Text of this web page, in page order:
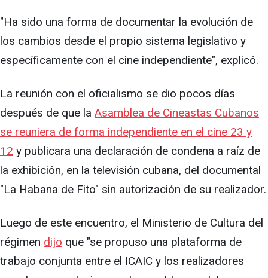
"Ha sido una forma de documentar la evolución de
los cambios desde el propio sistema legislativo y
específicamente con el cine independiente", explicó.
La reunión con el oficialismo se dio pocos días
después de que la Asamblea de Cineastas Cubanos
se reuniera de forma independiente en el cine 23 y
12 y publicara una declaración de condena a raíz de
la exhibición, en la televisión cubana, del documental
"La Habana de Fito" sin autorización de su realizador.
Luego de este encuentro, el Ministerio de Cultura del
régimen dijo que "se propuso una plataforma de
trabajo conjunta entre el ICAIC y los realizadores